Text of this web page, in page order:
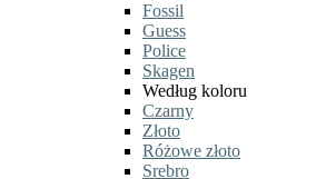
Fossil
Guess
Police
Skagen
Według koloru
Czarny
Złoto
Różowe złoto
Srebro